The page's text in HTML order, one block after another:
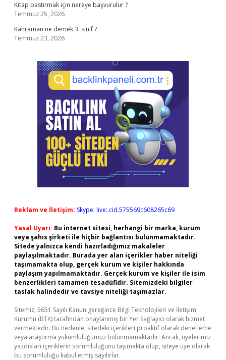
Kitap bastırmak için nereye başvurulur ?
Temmuz 25, 2026
Kahraman ne demek 3. sınıf ?
Temmuz 23, 2026
Reklam ve İletişim: Skype: live:.cid.575569c608265c69
Yasal Uyarı: Bu internet sitesi, herhangi bir marka, kurum
veya şahıs şirketi ile hiçbir bağlantısı bulunmamaktadır.
Sitede yalnızca kendi hazırladığımız makaleler
paylaşılmaktadır. Burada yer alan içerikler haber niteliği
taşımamakta olup, gerçek kurum ve kişiler hakkında
paylaşım yapılmamaktadır. Gerçek kurum ve kişiler ile isim
benzerlikleri tamamen tesadüfidir. Sitemizdeki bilgiler
taslak halindedir ve tavsiye niteliği taşımazlar.
Sitemiz, 5651 Sayılı Kanun gereğince Bilgi Teknolojileri ve İletişim
Kurumu (BTK) tarafından onaylanmış bir Yer Sağlayıcı olarak hizmet
vermektedir. Bu nedenle, sitedeki içerikleri proaktif olarak denetleme
veya araştırma yükümlülüğümüz bulunmamaktadır. Ancak, üyelerimiz
yazdıkları içeriklerin sorumluluğunu taşımakta olup, siteye üye olarak
bu sorumluluğu kabul etmiş sayılırlar.